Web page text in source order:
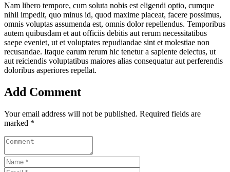
Nam libero tempore, cum soluta nobis est eligendi optio, cumque
nihil impedit, quo minus id, quod maxime placeat, facere possimus,
omnis voluptas assumenda est, omnis dolor repellendus. Temporibus
autem quibusdam et aut officiis debitis aut rerum necessitatibus
saepe eveniet, ut et voluptates repudiandae sint et molestiae non
recusandae. Itaque earum rerum hic tenetur a sapiente delectus, ut
aut reiciendis voluptatibus maiores alias consequatur aut perferendis
doloribus asperiores repellat.
Add Comment
Your email address will not be published. Required fields are
marked *